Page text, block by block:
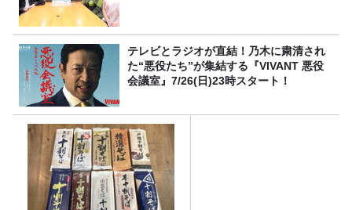
テレビとラジオが直結！乃木に粛清され
た“悪役たち”が集結する『VIVANT 悪役
会議室』7/26(日)23時スタート！